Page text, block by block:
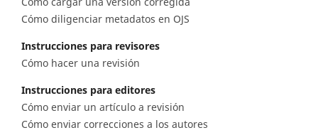
Cómo diligenciar metadatos en OJS
Instrucciones para revisores
Cómo hacer una revisión
Instrucciones para editores
Cómo enviar un artículo a revisión
Cómo enviar correcciones a los autores